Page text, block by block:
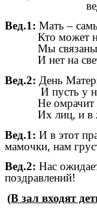
Вед.1: Мать –
Кто может нас
Мы связаны с
И нет на свете
Вед.2: День
И пусть у
Не омрачит
Их лиц, и в
Вед.1: И в этот
мамочки, нам
Вед.2: Нас
поздравлений!
(В зал входят